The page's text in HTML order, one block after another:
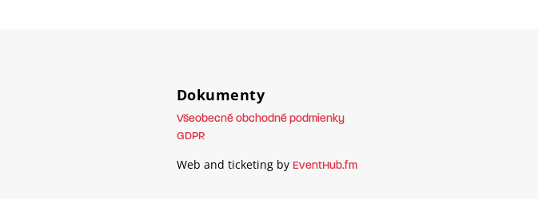
Dokumenty
Všeobecné obchodné podmienky
GDPR
Web and ticketing by EventHub.fm